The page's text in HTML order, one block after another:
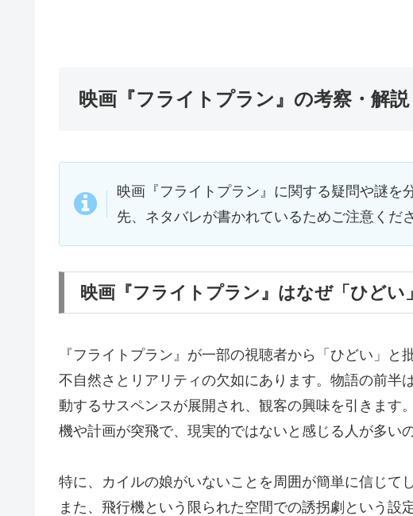
映画『フライトプラン』の考察・解説
映画『フライトプラン』に関する疑問や謎を
先、ネタバレが書かれているためご注意くださ
映画『フライトプラン』はなぜ「ひどい
『フライトプラン』が一部の視聴者から「ひどい」
不自然さとリアリティの欠如にあります。物語の前半
動するサスペンスが展開され、観客の興味を引きます
機や計画が突飛で、現実的ではないと感じる人が多いの
特に、カイルの娘がいないことを周囲が簡単に信じて
また、飛行機という限られた空間での誘拐劇という設